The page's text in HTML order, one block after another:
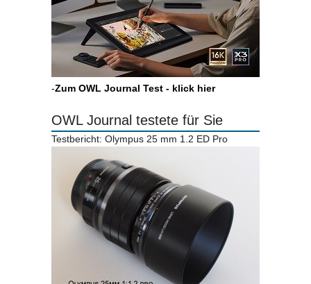
-Zum OWL Journal Test - klick hier
OWL Journal testete für Sie
Testbericht: Olympus 25 mm 1.2 ED Pro